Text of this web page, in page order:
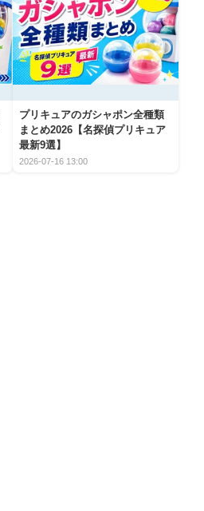
プリキュアのガシャポン全種類
まとめ2026【名探偵プリキュア
最新9選】
2026-07-16 13:00